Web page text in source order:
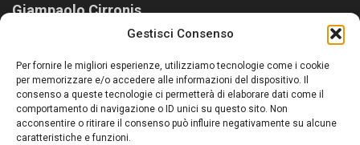
Gestisci Consenso
Per fornire le migliori esperienze, utilizziamo tecnologie come i cookie
per memorizzare e/o accedere alle informazioni del dispositivo. Il
consenso a queste tecnologie ci permetterà di elaborare dati come il
comportamento di navigazione o ID unici su questo sito. Non
acconsentire o ritirare il consenso può influire negativamente su alcune
caratteristiche e funzioni.
Giampaolo Cirronis
Sardegna Ieri-Oggi-Domani nasce per informare “liberamente” i
lettori su quanto accade in Sardegna, con un occhio rivolto al
nostro passato e, soprattutto, al nostro futuro
Follow Us